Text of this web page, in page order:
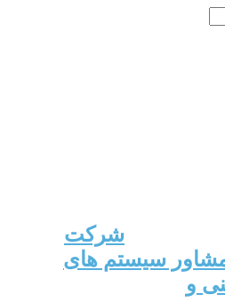
شرکت
مشاور سیستم های
و